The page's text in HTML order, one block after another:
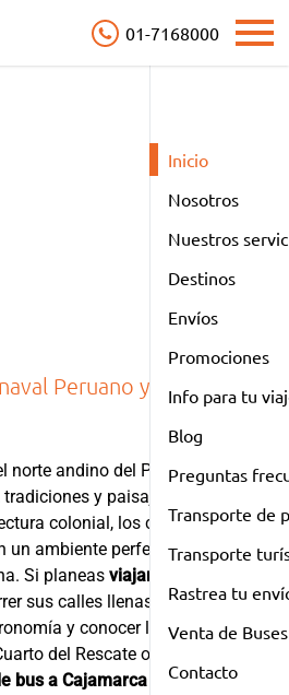
01-7168000
Peruano y la Flor del
norte andino del Perú, es un
y paisajes
colonial, los campos verdes y
un ambiente perfecto para
Si planeas viajar en bus a
sus calles llenas de cultura,
y conocer lugares
del Rescate o los Baños del
bus a Cajamarca es ideal para
Inicio
Nosotros
Nuestros
Destinos
Envíos
Promociones
Info para tu
Blog
Preguntas
Transporte de
Transporte
Rastrea tu
Venta de
Contacto